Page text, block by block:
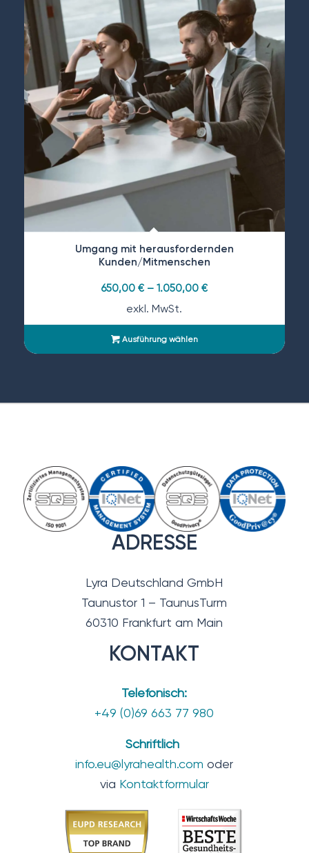
Umgang mit herausfordernden
Kunden/Mitmenschen
650,00 €– 1.050,00 €
exkl. MwSt.
Ausführung wählen
ADRESSE
Lyra Deutschland GmbH
Taunustor 1 – TaunusTurm
60310 Frankfurt am Main
KONTAKT
Telefonisch:
+49 (0)69 663 77 980
Schriftlich
info.eu@lyrahealth.com oder
via Kontaktformular